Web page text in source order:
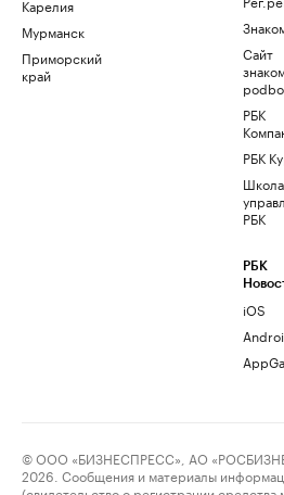
Карелия
Мурманск
Приморский
край
Сайт
РБК
РБК
Школа
РБК
РБК
iOS
© ООО «БИЗНЕСПРЕСС», АО
2026. Сообщения и материалы